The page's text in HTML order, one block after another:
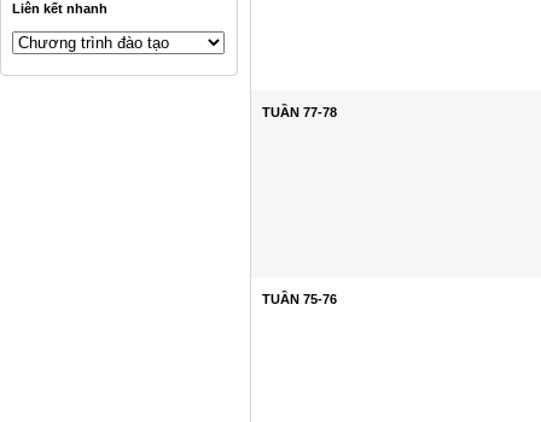
Liên kết nhanh
TUẦN 77-78
TUẦN 75-76